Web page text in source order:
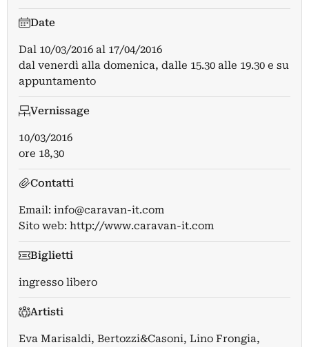
Date
Dal 10/03/2016 al 17/04/2016
dal venerdì alla domenica, dalle 15.30 alle 19.30 e su
appuntamento
Vernissage
10/03/2016
ore 18,30
Contatti
Email: info@caravan-it.com
Sito web: http://www.caravan-it.com
Biglietti
ingresso libero
Artisti
Eva Marisaldi, Bertozzi&Casoni, Lino Frongia,